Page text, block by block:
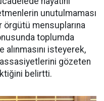
unutulmaması
mensuplarına
toplumda
alınmasını isteyerek,
gözeten
belirtti.